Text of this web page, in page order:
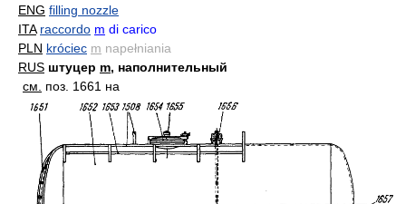
ENG filling nozzle
ITA raccordo m di carico
PLN króciec m napełniania
RUS штуцер m, наполнительный
см.
поз. 1661 на